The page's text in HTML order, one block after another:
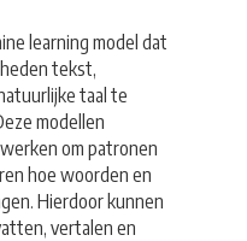
learning model dat
tekst,
taal te
modellen
om patronen
hoe woorden en
Hierdoor kunnen
vertalen en